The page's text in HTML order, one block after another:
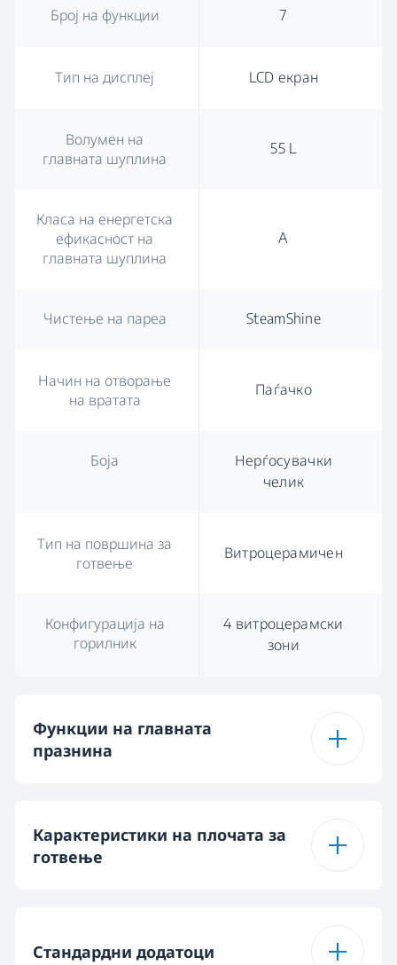
Број на функции 7
Тип на дисплеј LCD екран
Волумен на
главната шуплина
55 L
Класа на енергетска
ефикасност на
главната шуплина
A
Чистење на пареа SteamShine
Начин на отворање
на вратата
Паѓачко
Боја
Нерѓосувачки
челик
Тип на површина за
готвење
Витроцерамичен
Конфигурација на
горилник
4 витроцерамски
зони
Функции на главната
празнина
вентилатор
Карактеристики на плочата за
готвење
Стандардни додатоци